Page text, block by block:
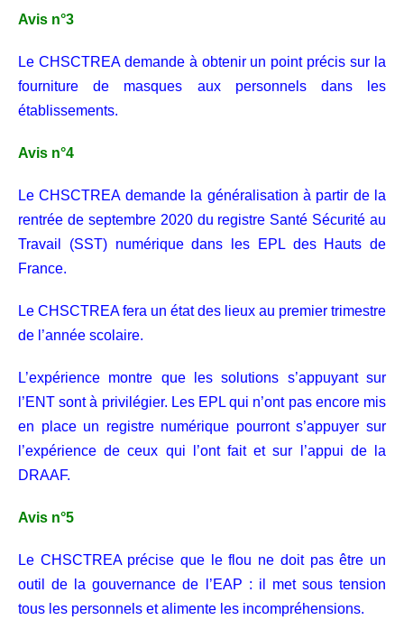
Avis n°3
Le CHSCTREA demande à obtenir un point précis sur la
fourniture de masques aux personnels dans les
établissements.
Avis n°4
Le CHSCTREA demande la généralisation à partir de la
rentrée de septembre 2020 du registre Santé Sécurité au
Travail (SST) numérique dans les EPL des Hauts de
France.
Le CHSCTREA fera un état des lieux au premier trimestre
de l’année scolaire.
L’expérience montre que les solutions s’appuyant sur
l’ENT sont à privilégier. Les EPL qui n’ont pas encore mis
en place un registre numérique pourront s’appuyer sur
l’expérience de ceux qui l’ont fait et sur l’appui de la
DRAAF.
Avis n°5
Le CHSCTREA précise que le flou ne doit pas être un
outil de la gouvernance de l’EAP : il met sous tension
tous les personnels et alimente les incompréhensions.